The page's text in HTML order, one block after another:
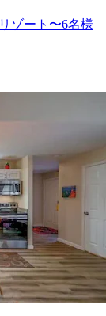
ゾート〜6名様